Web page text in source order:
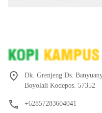
Dk. Grenjeng Ds.
Boyolali Kodepos. 57352
+62857283604041